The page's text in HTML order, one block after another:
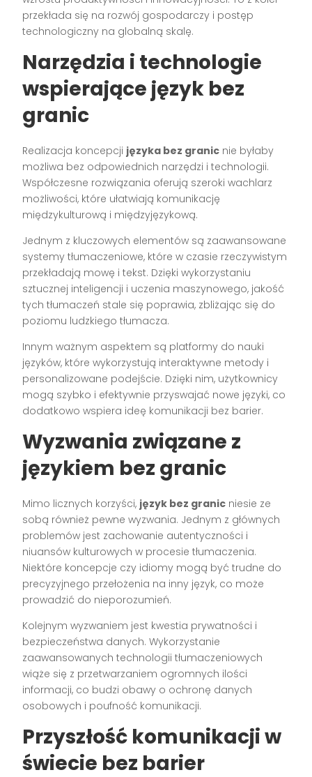
przekłada się na rozwój gospodarczy i postęp
technologiczny na globalną skalę.
Narzędzia i technologie
wspierające język bez
granic
Realizacja koncepcji języka bez granic nie byłaby
możliwa bez odpowiednich narzędzi i technologii.
Współczesne rozwiązania oferują szeroki wachlarz
możliwości, które ułatwiają komunikację
międzykulturową i międzyjęzykową.
Jednym z kluczowych elementów są zaawansowane
systemy tłumaczeniowe, które w czasie rzeczywistym
przekładają mowę i tekst. Dzięki wykorzystaniu
sztucznej inteligencji i uczenia maszynowego, jakość
tych tłumaczeń stale się poprawia, zbliżając się do
poziomu ludzkiego tłumacza.
Innym ważnym aspektem są platformy do nauki
języków, które wykorzystują interaktywne metody i
personalizowane podejście. Dzięki nim, użytkownicy
mogą szybko i efektywnie przyswajać nowe języki, co
dodatkowo wspiera ideę komunikacji bez barier.
Wyzwania związane z
językiem bez granic
Mimo licznych korzyści, język bez granic niesie ze
sobą również pewne wyzwania. Jednym z głównych
problemów jest zachowanie autentyczności i
niuansów kulturowych w procesie tłumaczenia.
Niektóre koncepcje czy idiomy mogą być trudne do
precyzyjnego przełożenia na inny język, co może
prowadzić do nieporozumień.
Kolejnym wyzwaniem jest kwestia prywatności i
bezpieczeństwa danych. Wykorzystanie
zaawansowanych technologii tłumaczeniowych
wiąże się z przetwarzaniem ogromnych ilości
informacji, co budzi obawy o ochronę danych
osobowych i poufność komunikacji.
Przyszłość komunikacji w
świecie bez barier